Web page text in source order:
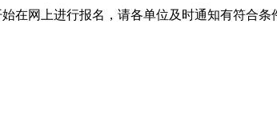
在网上进行报名，请各单位及时通知有符合